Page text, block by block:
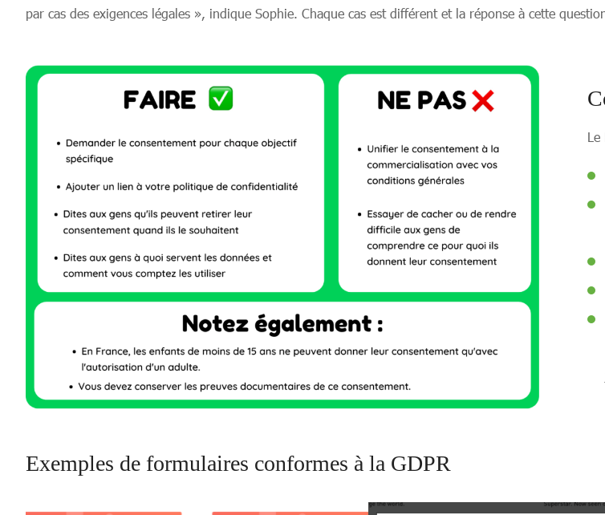
par cas des exigences légales », indique Sophie. Chaque cas est différent et la réponse à cette
Le
Exemples de formulaires conformes à la GDPR